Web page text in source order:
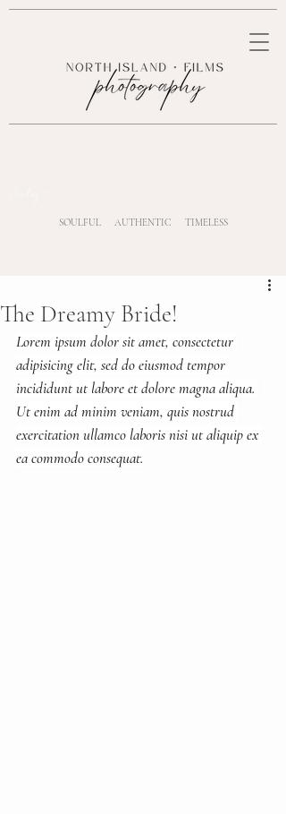
SOULFUL AUTHENTIC TIMELESS
The Dreamy Bride!
Lorem ipsum dolor sit amet, consectetur
adipisicing elit, sed do eiusmod tempor
incididunt ut labore et dolore magna aliqua.
Ut enim ad minim veniam, quis nostrud
exercitation ullamco laboris nisi ut aliquip ex
ea commodo consequat.